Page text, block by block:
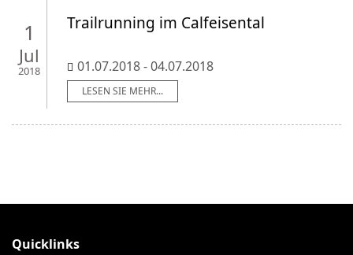
1
Jul
2018
Trailrunning im Calfeisental
01.07.2018 - 04.07.2018
LESEN SIE MEHR...
Quicklinks